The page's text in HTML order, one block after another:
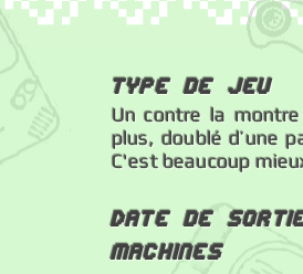
Type de jeu
Un contre la
plus, doublé d’une
C'est beaucoup
Date de
machines